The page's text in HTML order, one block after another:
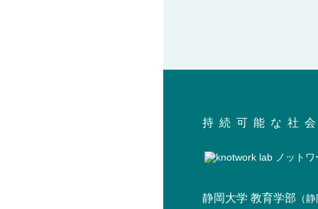
持続可能な社
静岡大学 教育学部 （